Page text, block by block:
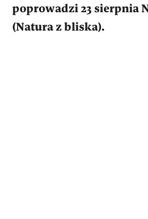
poprowadzi 23 sierpnia
(Natura z bliska).